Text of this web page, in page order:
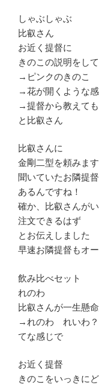
しゃぶしゃぶ
比叡さん
お近く提督に
きのこの説明をし
→ピンクのきのこ
→花が開くような
→提督から教えて
と比叡さん
比叡さんに
金剛二型を頼みます
聞いていたお隣提督
あるんですね！
確か、比叡さんが
注文できるはず
とお伝えしました
早速お隣提督もオ
飲み比べセット
れのわ
比叡さんが一生懸
→れのわ れいわ？
てな感じで
お近く提督
きのこをいっきに